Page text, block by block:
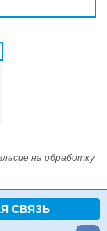
на обработку
СВЯЗЬ